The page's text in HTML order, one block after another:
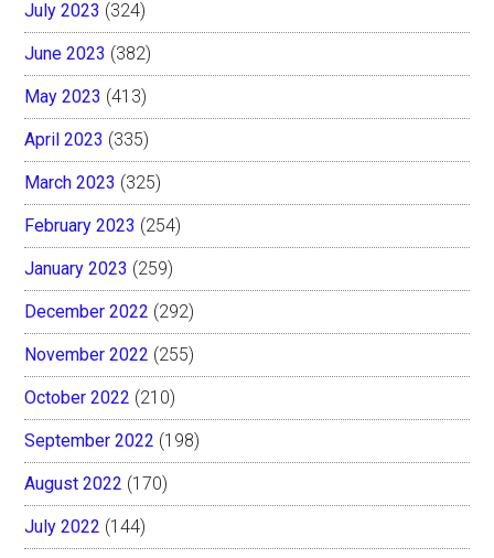
July 2023 (324)
June 2023 (382)
May 2023 (413)
April 2023 (335)
March 2023 (325)
February 2023 (254)
January 2023 (259)
December 2022 (292)
November 2022 (255)
October 2022 (210)
September 2022 (198)
August 2022 (170)
July 2022 (144)